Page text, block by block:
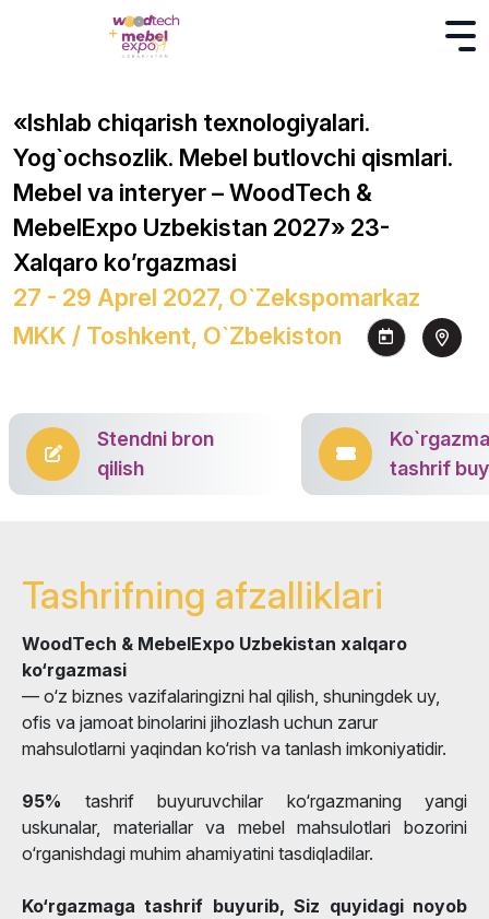
«Ishlab chiqarish texnologiyalari.
Yog`ochsozlik. Mebel butlovchi qismlari.
Mebel va interyer – WoodTech &
MebelExpo Uzbekistan 2027» 23-
Xalqaro ko’rgazmasi
27 - 29 Aprel 2027, O`zekspomarkaz
MKK / Toshkent, O`zbekiston
Stendni bron
qilish
tashrif
Tashrifning afzalliklari
WoodTech & MebelExpo Uzbekistan xalqaro
ko‘rgazmasi
— o‘z biznes vazifalaringizni hal qilish, shuningdek uy,
ofis va jamoat binolarini jihozlash uchun zarur
mahsulotlarni yaqindan ko‘rish va tanlash imkoniyatidir.
95% tashrif buyuruvchilar ko‘rgazmaning yangi
uskunalar, materiallar va mebel mahsulotlari bozorini
o‘rganishdagi muhim ahamiyatini tasdiqladilar.
Ko‘rgazmaga tashrif buyurib, Siz quyidagi noyob